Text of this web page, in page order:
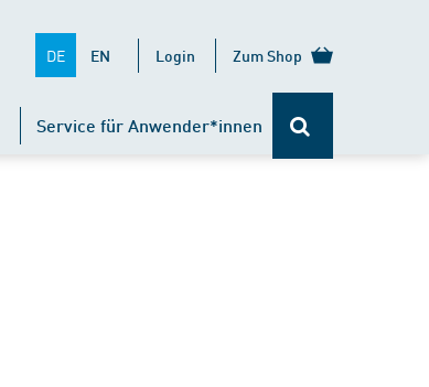
DE EN Login Zum Shop
Service für Anwender*innen